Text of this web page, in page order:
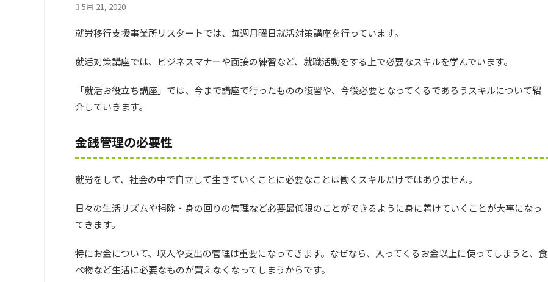
5月 21, 2020
就労移行支援事業所リスタートでは、毎週月曜日就活対策講座を行っています。
就活対策講座では、ビジネスマナーや面接の練習など、就職活動をする上で必要なスキルを学んでいます。
「就活お役立ち講座」では、今まで講座で行ったものの復習や、今後必要となってくるであろうスキルについて紹
介していきます。
金銭管理の必要性
就労をして、社会の中で自立して生きていくことに必要なことは働くスキルだけではありません。
日々の生活リズムや掃除・身の回りの管理など必要最低限のことができるように身に着けていくことが大事になっ
てきます。
特にお金について、収入や支出の管理は重要になってきます。なぜなら、入ってくるお金以上に使ってしまうと、食
べ物など生活に必要なものが買えなくなってしまうからです。